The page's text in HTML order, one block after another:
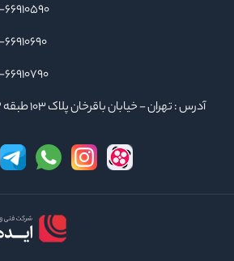
66910590
66910690
66910790
آدرس : تهران - خیابان باقرخان پلاک ۱۰۳ طبقه ۲ واحد ۴